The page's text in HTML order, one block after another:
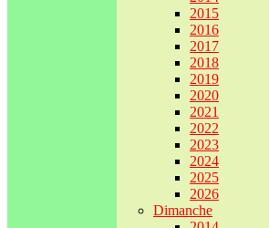
2015
2016
2017
2018
2019
2020
2021
2022
2023
2024
2025
2026
Dimanche